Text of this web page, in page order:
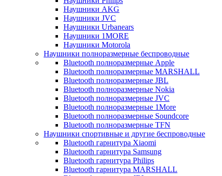
Наушники AKG
Наушники JVC
Наушники Urbanears
Наушники 1MORE
Наушники Motorola
Наушники полноразмерные беспроводные
Bluetooth полноразмерные Apple
Bluetooth полноразмерные MARSHALL
Bluetooth полноразмерные JBL
Bluetooth полноразмерные Nokia
Bluetooth полноразмерные JVC
Bluetooth полноразмерные 1More
Bluetooth полноразмерные Soundcore
Bluetooth полноразмерные TFN
Наушники спортивные и другие беспроводные
Bluetooth гарнитура Xiaomi
Bluetooth гарнитура Samsung
Bluetooth гарнитура Philips
Bluetooth гарнитура MARSHALL